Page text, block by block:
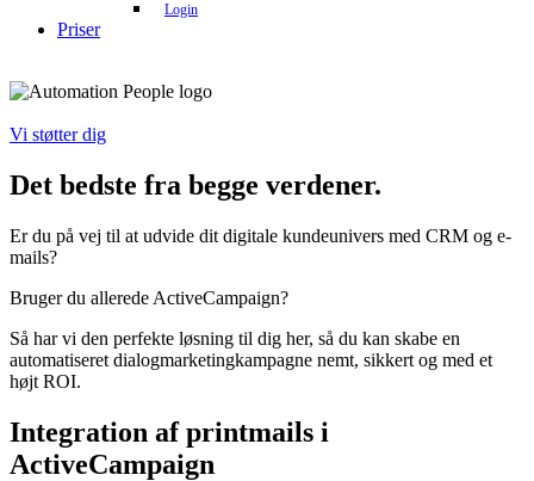
Login
Priser
Vi støtter dig
Det bedste fra begge verdener.
Er du på vej til at udvide dit digitale kundeunivers med CRM og e-
mails?
Bruger du allerede ActiveCampaign?
Så har vi den perfekte løsning til dig her, så du kan skabe en
automatiseret dialogmarketingkampagne nemt, sikkert og med et
højt ROI.
Integration af printmails i
ActiveCampaign